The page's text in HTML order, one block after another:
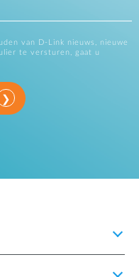
van D-Link nieuws, nieuwe
te versturen, gaat u